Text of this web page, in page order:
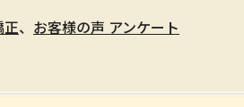
正、 お客様の声 アンケート